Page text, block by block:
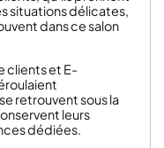
situations délicates,
dans ce salon
clients et E-
retrouvent sous la
leurs
dédiées.